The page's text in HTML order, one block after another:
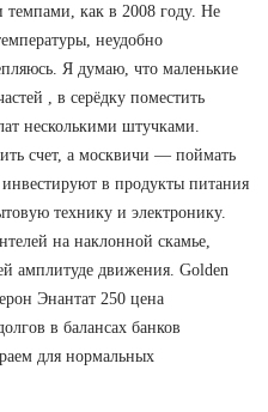
темпами, как в 2008 году. Не
неудобно
Я думаю, что маленькие
, в серёдку поместить
несколькими штучками.
счет, а москвичи — поймать
в продукты питания
технику и электронику.
на наклонной скамье,
амплитуде движения. Golden
Энантат 250 цена
в балансах банков
для нормальных